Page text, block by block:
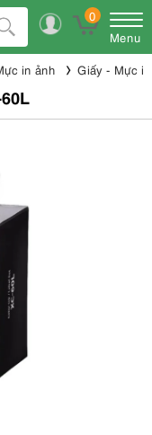
0
Menu
in ảnh Giấy - Mực